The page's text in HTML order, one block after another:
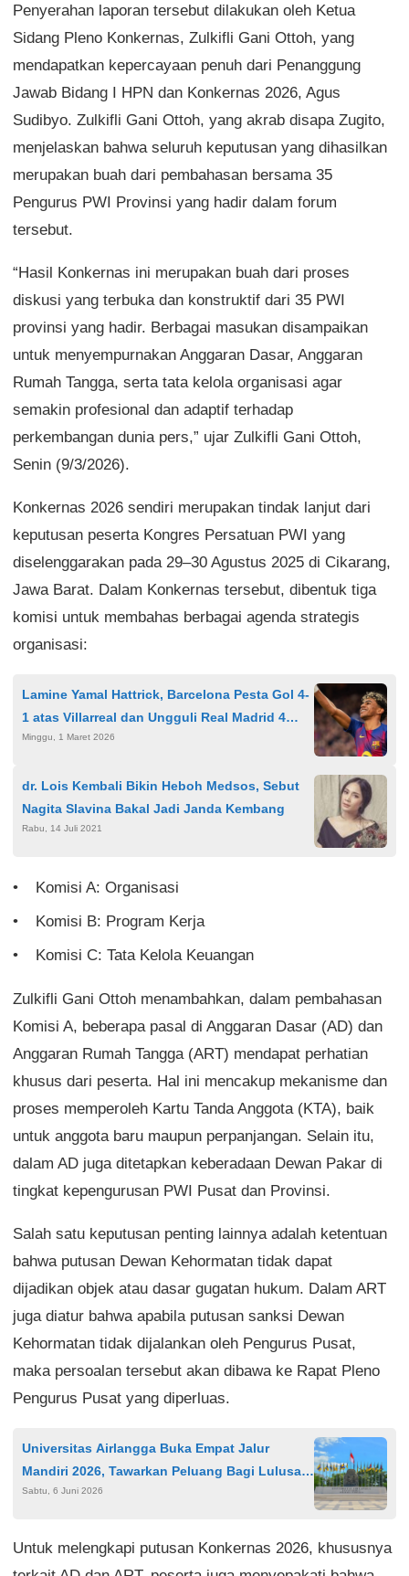
Penyerahan laporan tersebut dilakukan oleh Ketua
Sidang Pleno Konkernas, Zulkifli Gani Ottoh, yang
mendapatkan kepercayaan penuh dari Penanggung
Jawab Bidang I HPN dan Konkernas 2026, Agus
Sudibyo. Zulkifli Gani Ottoh, yang akrab disapa Zugito,
menjelaskan bahwa seluruh keputusan yang dihasilkan
merupakan buah dari pembahasan bersama 35
Pengurus PWI Provinsi yang hadir dalam forum
tersebut.
“Hasil Konkernas ini merupakan buah dari proses
diskusi yang terbuka dan konstruktif dari 35 PWI
provinsi yang hadir. Berbagai masukan disampaikan
untuk menyempurnakan Anggaran Dasar, Anggaran
Rumah Tangga, serta tata kelola organisasi agar
semakin profesional dan adaptif terhadap
perkembangan dunia pers,” ujar Zulkifli Gani Ottoh,
Senin (9/3/2026).
Konkernas 2026 sendiri merupakan tindak lanjut dari
keputusan peserta Kongres Persatuan PWI yang
diselenggarakan pada 29–30 Agustus 2025 di Cikarang,
Jawa Barat. Dalam Konkernas tersebut, dibentuk tiga
komisi untuk membahas berbagai agenda strategis
organisasi:
Lamine Yamal Hattrick, Barcelona Pesta Gol 4-
1 atas Villarreal dan Ungguli Real Madrid 4
Poin
Minggu, 1 Maret 2026
dr. Lois Kembali Bikin Heboh Medsos, Sebut
Nagita Slavina Bakal Jadi Janda Kembang
Rabu, 14 Juli 2021
Komisi A: Organisasi
Komisi B: Program Kerja
Komisi C: Tata Kelola Keuangan
Zulkifli Gani Ottoh menambahkan, dalam pembahasan
Komisi A, beberapa pasal di Anggaran Dasar (AD) dan
Anggaran Rumah Tangga (ART) mendapat perhatian
khusus dari peserta. Hal ini mencakup mekanisme dan
proses memperoleh Kartu Tanda Anggota (KTA), baik
untuk anggota baru maupun perpanjangan. Selain itu,
dalam AD juga ditetapkan keberadaan Dewan Pakar di
tingkat kepengurusan PWI Pusat dan Provinsi.
Salah satu keputusan penting lainnya adalah ketentuan
bahwa putusan Dewan Kehormatan tidak dapat
dijadikan objek atau dasar gugatan hukum. Dalam ART
juga diatur bahwa apabila putusan sanksi Dewan
Kehormatan tidak dijalankan oleh Pengurus Pusat,
maka persoalan tersebut akan dibawa ke Rapat Pleno
Pengurus Pusat yang diperluas.
Universitas Airlangga Buka Empat Jalur
Mandiri 2026, Tawarkan Peluang Bagi Lulusan
SNBP dan SNBT
Sabtu, 6 Juni 2026
Untuk melengkapi putusan Konkernas 2026, khususnya